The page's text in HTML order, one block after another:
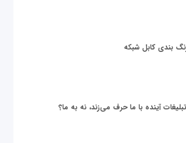
بندی کابل شبکه
آینده با ما حرف می‌زند، نه به ما؟